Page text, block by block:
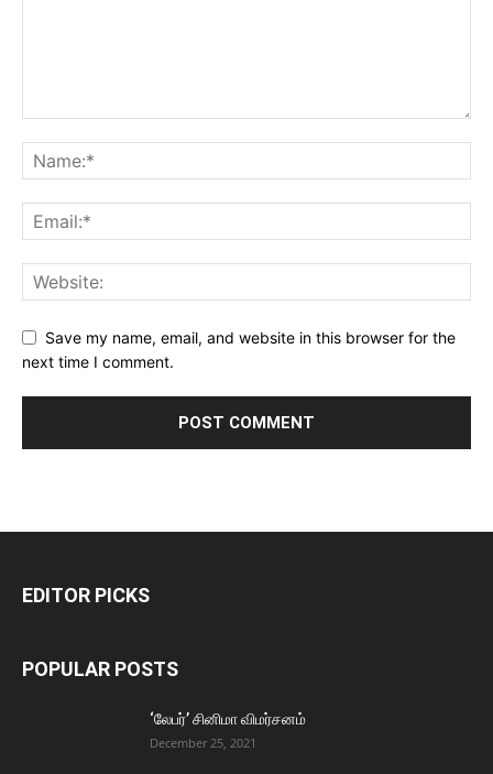
Save my name, email, and website in this browser for the
next time I comment.
EDITOR PICKS
POPULAR POSTS
‘லேபர்’ சினிமா விமர்சனம்
December 25, 2021